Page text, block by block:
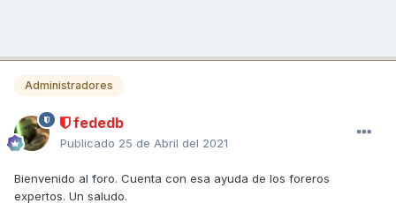
Administradores
fededb
Publicado 25 de Abril del 2021
Bienvenido al foro. Cuenta con esa ayuda de los foreros
expertos. Un saludo.